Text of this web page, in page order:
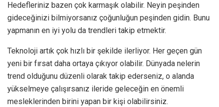
Hedefleriniz bazen çok karmaşık olabilir. Neyin peşinden
gideceğinizi bilmiyorsanız çoğunluğun peşinden gidin. Bunu
yapmanın en iyi yolu da trendleri takip etmektir.
Teknoloji artık çok hızlı bir şekilde ilerliyor. Her geçen gün
yeni bir fırsat daha ortaya çıkıyor olabilir. Dünyada nelerin
trend olduğunu düzenli olarak takip ederseniz, o alanda
yükselmeye çalışırsanız ileride geleceğin en önemli
mesleklerinden birini yapan bir kişi olabilirsiniz.